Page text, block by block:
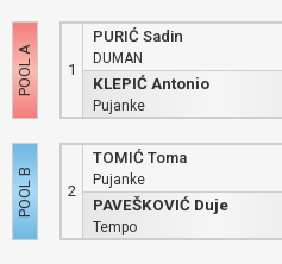
1
PURIĆ Sadin
DUMAN
KLEPIĆ Antonio
Pujanke
2
TOMIĆ Toma
Pujanke
PAVEŠKOVIĆ Duje
Tempo